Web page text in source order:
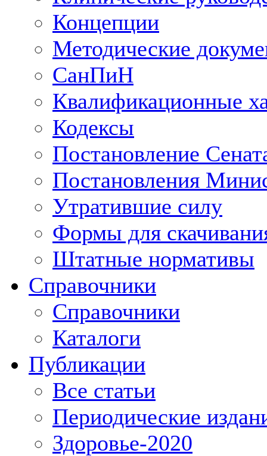
Концепции
Методические
СанПиН
Квалификационные
Кодексы
Постановление
Постановления
Утратившие силу
Формы для
Штатные нормативы
Справочники
Справочники
Каталоги
Публикации
Все статьи
Периодические
Здоровье-2020